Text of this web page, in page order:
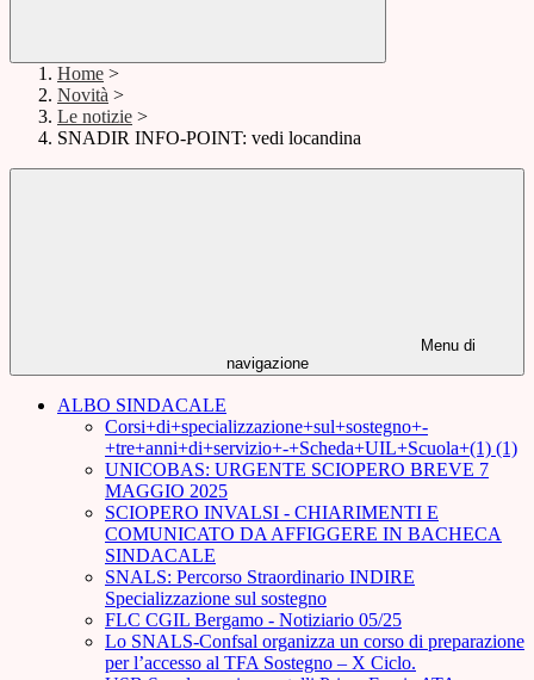
Home >
Novità >
Le notizie >
SNADIR INFO-POINT: vedi locandina
Menu di
navigazione
ALBO SINDACALE
Corsi+di+specializzazione+sul+sostegno+-
+tre+anni+di+servizio+-+Scheda+UIL+Scuola+(1) (1)
UNICOBAS: URGENTE SCIOPERO BREVE 7
MAGGIO 2025
SCIOPERO INVALSI - CHIARIMENTI E
COMUNICATO DA AFFIGGERE IN BACHECA
SINDACALE
SNALS: Percorso Straordinario INDIRE
Specializzazione sul sostegno
FLC CGIL Bergamo - Notiziario 05/25
Lo SNALS-Confsal organizza un corso di preparazione
per l’accesso al TFA Sostegno – X Ciclo.